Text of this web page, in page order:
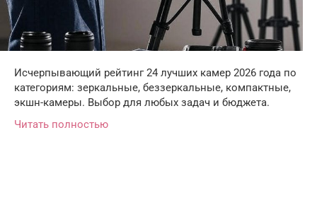
Исчерпывающий рейтинг 24 лучших камер 2026 года по
категориям: зеркальные, беззеркальные, компактные,
экшн-камеры. Выбор для любых задач и бюджета.
Читать полностью